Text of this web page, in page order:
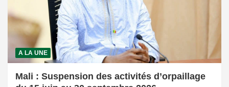
A LA UNE
Mali : Suspension des activités d’orpaillage